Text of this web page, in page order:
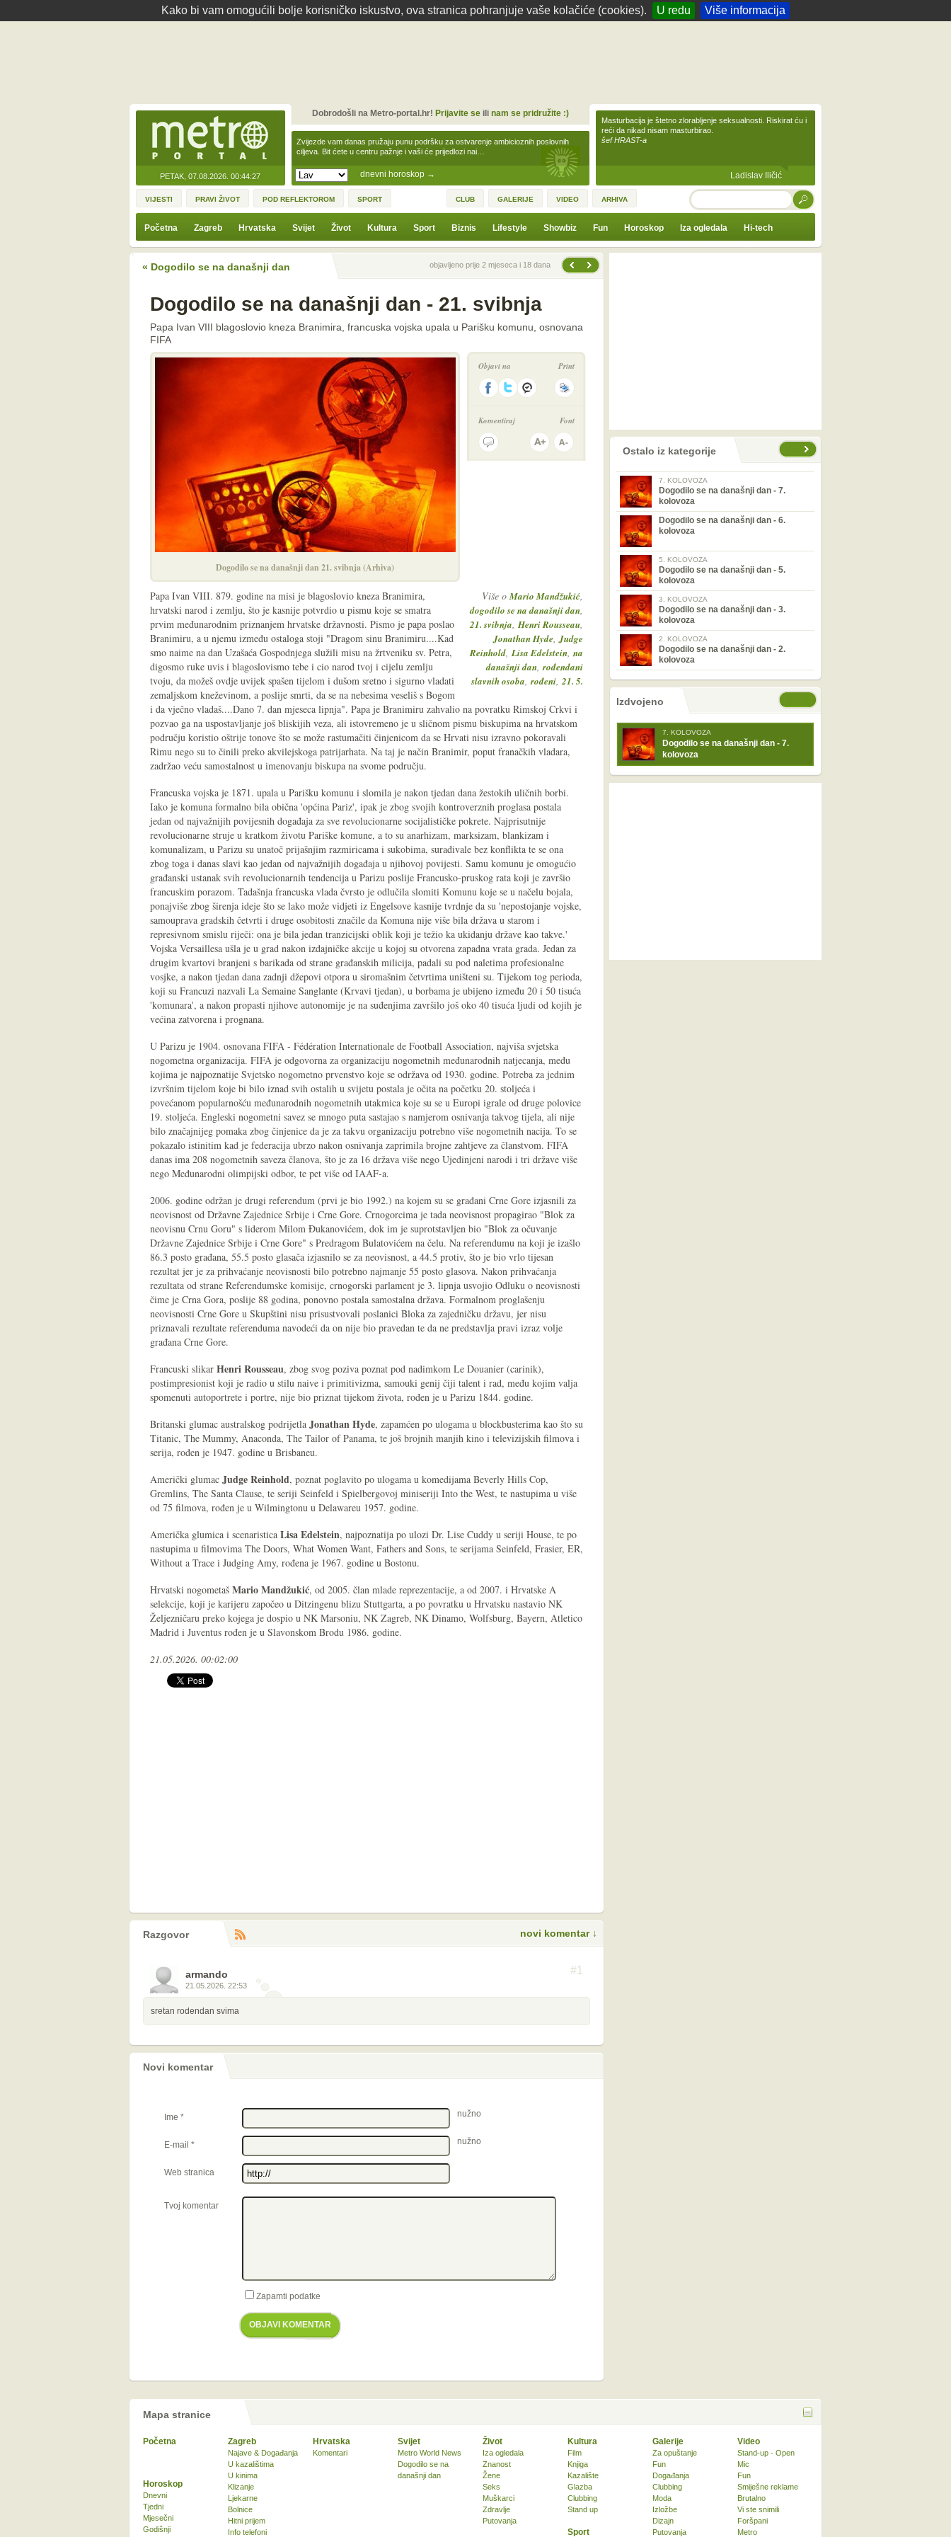
Kako bi vam omogućili bolje korisničko iskustvo, ova stranica pohranjuje vaše kolačiće (cookies). U redu Više informacija
PETAK, 07.08.2026. 00:44:27 dnevni horoskop →
Zvijezde vam danas pružaju punu podršku za ostvarenje ambicioznih poslovnih
ciljeva. Bit ćete u centru pažnje i vaši će prijedlozi nai…
Dobrodošli na Metro-portal.hr! Prijavite seili nam se pridružite :)
Masturbacija je štetno zlorabljenje seksualnosti. Riskirat ću i
reći da nikad nisam masturbirao.
šef HRAST-a
Ladislav Iličić
VIJESTI PRAVI ŽIVOT POD REFLEKTOROM SPORT CLUB GALERIJE VIDEO ARHIVA TRAŽI
Početna Zagreb Hrvatska Svijet Život Kultura Sport Biznis Lifestyle Showbiz Fun Horoskop Iza ogledala Hi-tech
« Dogodilo se na današnji dan Prethodna vijestobjavljeno prije 2 mjeseca i 18 dana
Dogodilo se na današnji dan - 21. svibnja
Papa Ivan VIII blagoslovio kneza Branimira, francuska vojska upala u Parišku komunu, osnovana
FIFA
Dogodilo se na današnji dan 21. svibnja (Arhiva)
Objavi na Print
Komentiraj Font
Više oMario Mandžukić,
dogodilo se na današnji dan,
21. svibnja,Henri Rousseau,
Jonathan Hyde,Judge
Reinhold,Lisa Edelstein, na
današnji dan,rođendani
slavnih osoba,rođeni,21. 5.
Papa Ivan VIII. 879. godine na misi je blagoslovio kneza Branimira,
hrvatski narod i zemlju, što je kasnije potvrdio u pismu koje se smatra
prvim međunarodnim priznanjem hrvatske državnosti. Pismo je papa poslao
Branimiru, a u njemu između ostaloga stoji "Dragom sinu Branimiru....Kad
smo naime na dan Uzašaća Gospodnjega služili misu na žrtveniku sv. Petra,
digosmo ruke uvis i blagoslovismo tebe i cio narod tvoj i cijelu zemlju
tvoju, da možeš ovdje uvijek spašen tijelom i dušom sretno i sigurno vladati
zemaljskom kneževinom, a poslije smrti, da se na nebesima veseliš s Bogom
i da vječno vladaš....Dano 7. dan mjeseca lipnja". Papa je Branimiru zahvalio na povratku Rimskoj Crkvi i
pozvao ga na uspostavljanje još bliskijih veza, ali istovremeno je u sličnom pismu biskupima na hrvatskom
području koristio oštrije tonove što se može rastumačiti činjenicom da se Hrvati nisu izravno pokoravali
Rimu nego su to činili preko akvilejskoga patrijarhata. Na taj je način Branimir, poput franačkih vladara,
zadržao veću samostalnost u imenovanju biskupa na svome području.
Francuska vojska je 1871. upala u Parišku komunu i slomila je nakon tjedan dana žestokih uličnih borbi.
Iako je komuna formalno bila obična 'općina Pariz', ipak je zbog svojih kontroverznih proglasa postala
jedan od najvažnijih povijesnih događaja za sve revolucionarne socijalističke pokrete. Najprisutnije
revolucionarne struje u kratkom životu Pariške komune, a to su anarhizam, marksizam, blankizam i
komunalizam, u Parizu su unatoč prijašnjim razmiricama i sukobima, surađivale bez konflikta te se ona
zbog toga i danas slavi kao jedan od najvažnijih događaja u njihovoj povijesti. Samu komunu je omogućio
građanski ustanak svih revolucionarnih tendencija u Parizu poslije Francusko-pruskog rata koji je završio
francuskim porazom. Tadašnja francuska vlada čvrsto je odlučila slomiti Komunu koje se u načelu bojala,
ponajviše zbog širenja ideje što se lako može vidjeti iz Engelsove kasnije tvrdnje da su 'nepostojanje vojske,
samouprava gradskih četvrti i druge osobitosti značile da Komuna nije više bila država u starom i
represivnom smislu riječi: ona je bila jedan tranzicijski oblik koji je težio ka ukidanju države kao takve.'
Vojska Versaillesa ušla je u grad nakon izdajničke akcije u kojoj su otvorena zapadna vrata grada. Jedan za
drugim kvartovi branjeni s barikada od strane građanskih milicija, padali su pod naletima profesionalne
vosjke, a nakon tjedan dana zadnji džepovi otpora u siromašnim četvrtima uništeni su. Tijekom tog perioda,
koji su Francuzi nazvali La Semaine Sanglante (Krvavi tjedan), u borbama je ubijeno između 20 i 50 tisuća
'komunara', a nakon propasti njihove autonomije je na suđenjima završilo još oko 40 tisuća ljudi od kojih je
većina zatvorena i prognana.
U Parizu je 1904. osnovana FIFA - Fédération Internationale de Football Association, najviša svjetska
nogometna organizacija. FIFA je odgovorna za organizaciju nogometnih međunarodnih natjecanja, među
kojima je najpoznatije Svjetsko nogometno prvenstvo koje se održava od 1930. godine. Potreba za jednim
izvršnim tijelom koje bi bilo iznad svih ostalih u svijetu postala je očita na početku 20. stoljeća i
povećanom popularnošću međunarodnih nogometnih utakmica koje su se u Europi igrale od druge polovice
19. stoljeća. Engleski nogometni savez se mnogo puta sastajao s namjerom osnivanja takvog tijela, ali nije
bilo značajnijeg pomaka zbog činjenice da je za takvu organizaciju potrebno više nogometnih nacija. To se
pokazalo istinitim kad je federacija ubrzo nakon osnivanja zaprimila brojne zahtjeve za članstvom. FIFA
danas ima 208 nogometnih saveza članova, što je za 16 država više nego Ujedinjeni narodi i tri države više
nego Međunarodni olimpijski odbor, te pet više od IAAF-a.
2006. godine održan je drugi referendum (prvi je bio 1992.) na kojem su se građani Crne Gore izjasnili za
neovisnost od Državne Zajednice Srbije i Crne Gore. Crnogorcima je tada neovisnost propagirao "Blok za
neovisnu Crnu Goru" s liderom Milom Đukanovićem, dok im je suprotstavljen bio "Blok za očuvanje
Državne Zajednice Srbije i Crne Gore" s Predragom Bulatovićem na čelu. Na referendumu na koji je izašlo
86.3 posto građana, 55.5 posto glasača izjasnilo se za neovisnost, a 44.5 protiv, što je bio vrlo tijesan
rezultat jer je za prihvaćanje neovisnosti bilo potrebno najmanje 55 posto glasova. Nakon prihvaćanja
rezultata od strane Referendumske komisije, crnogorski parlament je 3. lipnja usvojio Odluku o neovisnosti
čime je Crna Gora, poslije 88 godina, ponovno postala samostalna država. Formalnom proglašenju
neovisnosti Crne Gore u Skupštini nisu prisustvovali poslanici Bloka za zajedničku državu, jer nisu
priznavali rezultate referenduma navodeći da on nije bio pravedan te da ne predstavlja pravi izraz volje
građana Crne Gore.
Francuski slikar Henri Rousseau, zbog svog poziva poznat pod nadimkom Le Douanier (carinik),
postimpresionist koji je radio u stilu naive i primitivizma, samouki genij čiji talent i rad, među kojim valja
spomenuti autoportrete i portre, nije bio priznat tijekom života, rođen je u Parizu 1844. godine.
Britanski glumac australskog podrijetla Jonathan Hyde, zapamćen po ulogama u blockbusterima kao što su
Titanic, The Mummy, Anaconda, The Tailor of Panama, te još brojnih manjih kino i televizijskih filmova i
serija, rođen je 1947. godine u Brisbaneu.
Američki glumac Judge Reinhold, poznat poglavito po ulogama u komedijama Beverly Hills Cop,
Gremlins, The Santa Clause, te seriji Seinfeld i Spielbergovoj miniseriji Into the West, te nastupima u više
od 75 filmova, rođen je u Wilmingtonu u Delawareu 1957. godine.
Američka glumica i scenaristica Lisa Edelstein, najpoznatija po ulozi Dr. Lise Cuddy u seriji House, te po
nastupima u filmovima The Doors, What Women Want, Fathers and Sons, te serijama Seinfeld, Frasier, ER,
Without a Trace i Judging Amy, rođena je 1967. godine u Bostonu.
Hrvatski nogometaš Mario Mandžukić, od 2005. član mlade reprezentacije, a od 2007. i Hrvatske A
selekcije, koji je karijeru započeo u Ditzingenu blizu Stuttgarta, a po povratku u Hrvatsku nastavio NK
Željezničaru preko kojega je dospio u NK Marsoniu, NK Zagreb, NK Dinamo, Wolfsburg, Bayern, Atletico
Madrid i Juventus rođen je u Slavonskom Brodu 1986. godine.
21.05.2026. 00:02:00
Razgovor
komentara
novi komentar ↓
armando
21.05.2026. 22:53
#1
sretan rodendan svima
Novi komentar
Ime * nužno
E-mail * nužno
Web stranica
Tvoj komentar
Zapamti podatke
OBJAVI KOMENTAR
prethodno Ostalo iz kategorije
7. KOLOVOZA
Dogodilo se na današnji dan - 7.
kolovoza
Dogodilo se na današnji dan - 6.
kolovoza
5. KOLOVOZA
Dogodilo se na današnji dan - 5.
kolovoza
3. KOLOVOZA
Dogodilo se na današnji dan - 3.
kolovoza
2. KOLOVOZA
Dogodilo se na današnji dan - 2.
kolovoza
nema prethodne stranice
nema sljedeće stranice
Izdvojeno
7. KOLOVOZA
Dogodilo se na današnji dan - 7.
kolovoza
Mapa stranice
Početna Zagreb
Najave & Događanja
U kazalištima
U kinima
Klizanje
Ljekarne
Bolnice
Hitni prijem
Info telefoni
Hrvatska
Komentari
Svijet
Metro World News
Dogodilo se na
današnji dan
Život
Iza ogledala
Znanost
Žene
Seks
Muškarci
Zdravlje
Putovanja
Kultura
Film
Knjiga
Kazalište
Glazba
Clubbing
Stand up
Sport
Horoskop
Dnevni
Tjedni
Mjesečni
Godišnji
Galerije
Za opuštanje
Fun
Događanja
Clubbing
Moda
Izložbe
Dizajn
Putovanja
Video
Stand-up - Open
Mic
Fun
Smiješne reklame
Brutalno
Vi ste snimili
Foršpani
Metro